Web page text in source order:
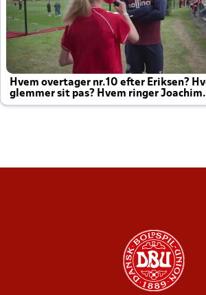
Hvem overtager nr.10 efter Eriksen?
glemmer sit pas? Hvem ringer Joachim
altid til efter kampe?